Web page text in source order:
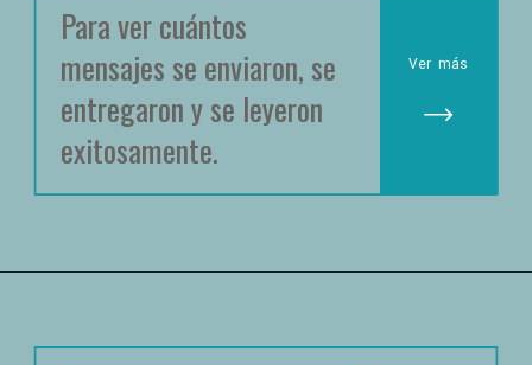
Para ver cuántos
mensajes se enviaron, se
entregaron y se leyeron
exitosamente.
Ver más